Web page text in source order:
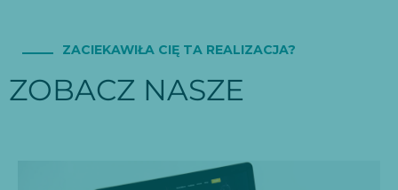
ZACIEKAWIŁA CIĘ TA REALIZACJA?
ZOBACZ NASZE